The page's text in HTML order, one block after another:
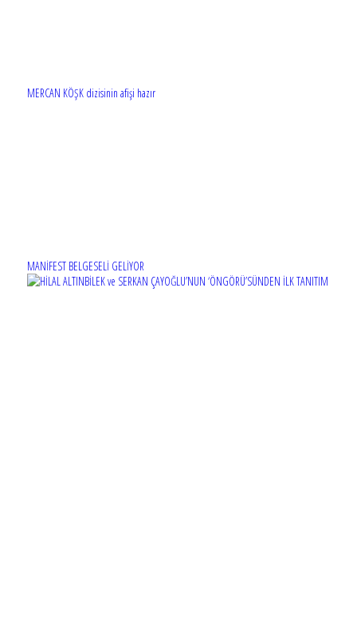
MERCAN KÖŞK dizisinin afişi hazır
MANİFEST BELGESELİ GELİYOR